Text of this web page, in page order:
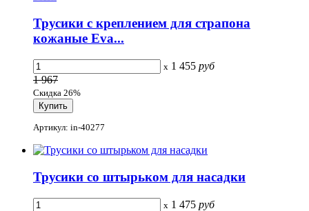
Трусики с креплением для страпона
кожаные Eva...
x 1 455 руб
1 967
Скидка 26%
Артикул: in-40277
Трусики со штырьком для насадки
x 1 475 руб